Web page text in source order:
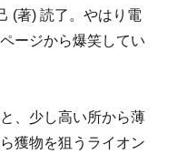
(著) 読了。やはり電
ージから爆笑してい
、少し高い所から薄
獲物を狙うライオン